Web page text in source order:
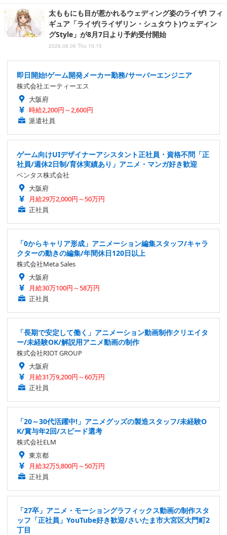
太ももにも目が惹かれるウェディング姿のライザ! フィ
ギュア「ライザ(ライザリン・シュタウト)ウェディン
グStyle」が8月7日より予約受付開始
2026.08.06 Thu 10:15
即日開始!ゲーム開発メーカー勤務/サーバーエンジニア
株式会社エーティーエス
大阪府
時給2,200円～2,600円
派遣社員
ゲーム向けUIデザイナーアシスタント正社員・資格不問「正
社員/週休2日制/育休実績あり」アニメ・マンガ好き歓迎
ベンタス株式会社
大阪府
月給29万2,000円～50万円
正社員
「0からキャリア形成」アニメーション編集スタッフ/キャラ
クターの動きの編集/年間休日120日以上
株式会社Meta Sales
大阪府
月給30万100円～58万円
正社員
「長期で安定して働く」アニメーション動画制作クリエイタ
ー/未経験OK/解説用アニメ動画の制作
株式会社RIOT GROUP
大阪府
月給31万9,200円～60万円
正社員
「20～30代活躍中!」アニメグッズの製造スタッフ/未経験O
K/賞与年2回/スピード選考
株式会社ELM
東京都
月給32万5,800円～50万円
正社員
「27卒」アニメ・モーショングラフィックス動画の制作スタ
ッフ「正社員」YouTube好き歓迎/さいたま市大宮区大門町2
丁目